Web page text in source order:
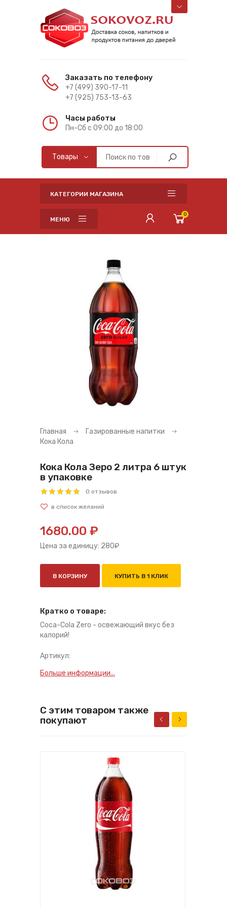
Заказать по телефону
+7 (499) 390-17-11
+7 (925) 753-13-63
Часы работы
Пн-Cб с 09:00 до 18:00
КАТЕГОРИИ МАГАЗИНА
МЕНЮ
0
Главная
Газированные напитки
Кока Кола
Кока Кола Зеро 2 литра 6 штук
в упаковке
0 отзывов
1680.00 ₽
Цена за единицу: 280₽
В КОРЗИНУ КУПИТЬ В 1 КЛИК
Кратко о товаре:
Coca-Cola Zero - освежающий вкус без
калорий!
Артикул:
Больше информации...
С этим товаром также
покупают